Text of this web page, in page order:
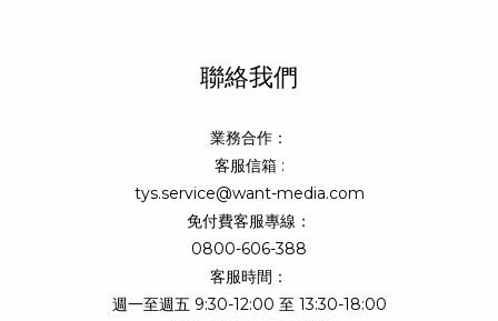
聯絡我們
業務合作：
客服信箱 :
tys.service@want-media.com
免付費客服專線：
0800-606-388
客服時間：
週一至週五 9:30-12:00 至 13:30-18:00